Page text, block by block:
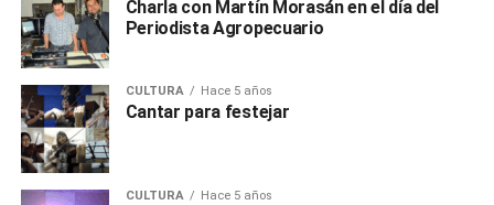
Charla con Martín Morasán en el día del
Periodista Agropecuario
CULTURA Hace 5 años
Cantar para festejar
CULTURA Hace 5 años